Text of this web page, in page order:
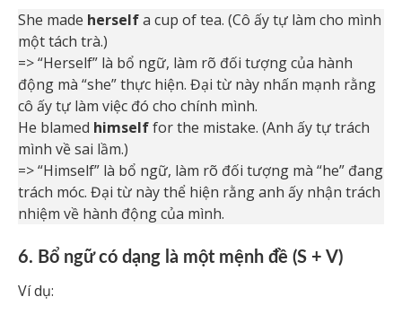
She made herselfa cup of tea. (Cô ấy tự làm cho mình
một tách trà.)
=> “Herself” là bổ ngữ, làm rõ đối tượng của hành
động mà “she” thực hiện. Đại từ này nhấn mạnh rằng
cô ấy tự làm việc đó cho chính mình.
He blamed himselffor the mistake. (Anh ấy tự trách
mình về sai lầm.)
=> “Himself” là bổ ngữ, làm rõ đối tượng mà “he” đang
trách móc. Đại từ này thể hiện rằng anh ấy nhận trách
nhiệm về hành động của mình.
6. Bổ ngữ có dạng là một mệnh đề (S + V)
Ví dụ: